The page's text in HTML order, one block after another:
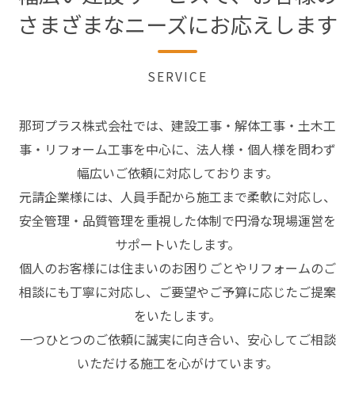
さまざまなニーズにお応えします
SERVICE
那珂プラス株式会社では、建設工事・解体工事・土木工
事・リフォーム工事を中心に、法人様・個人様を問わず
幅広いご依頼に対応しております。
元請企業様には、人員手配から施工まで柔軟に対応し、
安全管理・品質管理を重視した体制で円滑な現場運営を
サポートいたします。
個人のお客様には住まいのお困りごとやリフォームのご
相談にも丁寧に対応し、ご要望やご予算に応じたご提案
をいたします。
一つひとつのご依頼に誠実に向き合い、安心してご相談
いただける施工を心がけています。